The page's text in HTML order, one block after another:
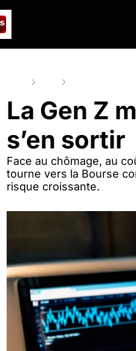
La Gen Z
s’en sortir
Face au chômage, au
tourne vers la Bourse
risque croissante.